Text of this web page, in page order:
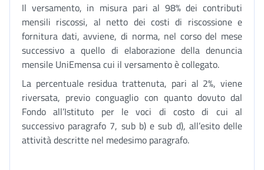
Il versamento, in misura pari al 98% dei contributi
mensili riscossi, al netto dei costi di riscossione e
fornitura dati, avviene, di norma, nel corso del mese
successivo a quello di elaborazione della denuncia
mensile UniEmensa cui il versamento è collegato.
La percentuale residua trattenuta, pari al 2%, viene
riversata, previo conguaglio con quanto dovuto dal
Fondo all’Istituto per le voci di costo di cui al
successivo paragrafo 7, sub b) e sub d), all’esito delle
attività descritte nel medesimo paragrafo.